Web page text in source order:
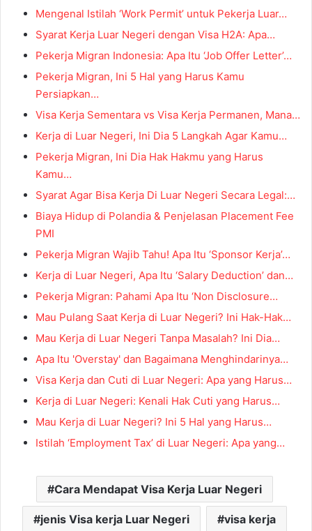
Mengenal Istilah ‘Work Permit’ untuk Pekerja Luar…
Syarat Kerja Luar Negeri dengan Visa H2A: Apa…
Pekerja Migran Indonesia: Apa Itu ‘Job Offer Letter’…
Pekerja Migran, Ini 5 Hal yang Harus Kamu
Persiapkan…
Visa Kerja Sementara vs Visa Kerja Permanen, Mana…
Kerja di Luar Negeri, Ini Dia 5 Langkah Agar Kamu…
Pekerja Migran, Ini Dia Hak Hakmu yang Harus
Kamu…
Syarat Agar Bisa Kerja Di Luar Negeri Secara Legal:…
Biaya Hidup di Polandia & Penjelasan Placement Fee
PMI
Pekerja Migran Wajib Tahu! Apa Itu ‘Sponsor Kerja’…
Kerja di Luar Negeri, Apa Itu ‘Salary Deduction’ dan…
Pekerja Migran: Pahami Apa Itu ‘Non Disclosure…
Mau Pulang Saat Kerja di Luar Negeri? Ini Hak-Hak…
Mau Kerja di Luar Negeri Tanpa Masalah? Ini Dia…
Apa Itu 'Overstay' dan Bagaimana Menghindarinya…
Visa Kerja dan Cuti di Luar Negeri: Apa yang Harus…
Kerja di Luar Negeri: Kenali Hak Cuti yang Harus…
Mau Kerja di Luar Negeri? Ini 5 Hal yang Harus…
Istilah ‘Employment Tax’ di Luar Negeri: Apa yang…
Cara Mendapat Visa Kerja Luar Negeri
jenis Visa kerja Luar Negeri visa kerja